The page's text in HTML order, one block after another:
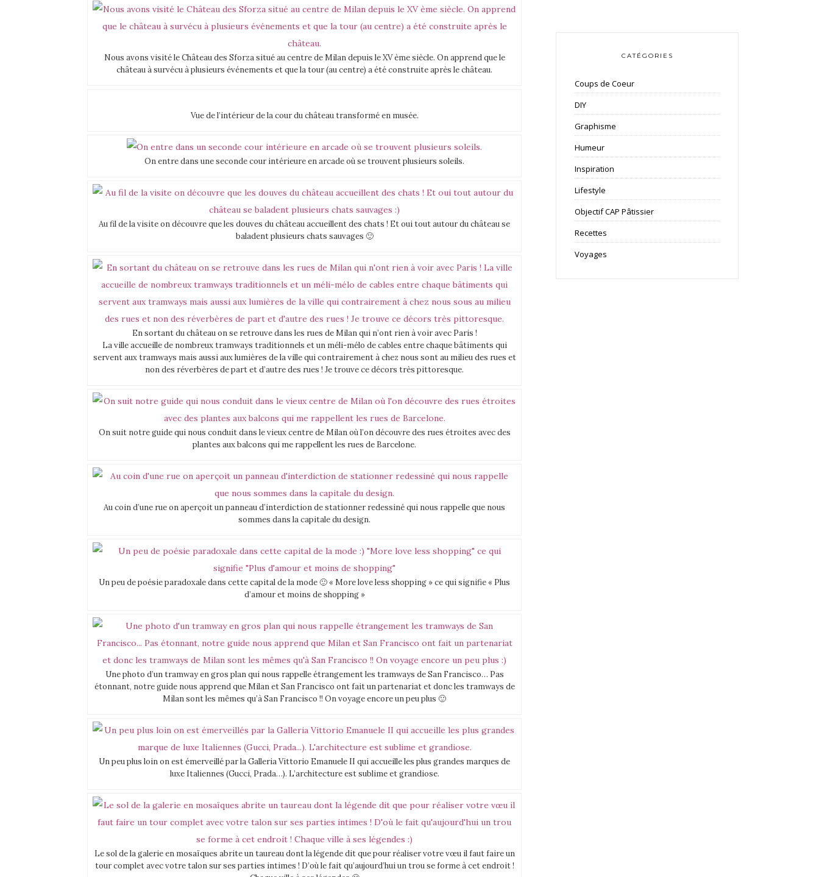
Nous avons visité le Château des Sforza situé au centre de Milan depuis le XV ème siècle. On apprend que le
château à survécu à plusieurs événements et que la tour (au centre) a été construite après le château.
Vue de l’intérieur de la cour du château transformé en musée.
On entre dans une seconde cour intérieure en arcade où se trouvent plusieurs soleils.
Au fil de la visite on découvre que les douves du château accueillent des chats ! Et oui tout autour du château se
baladent plusieurs chats sauvages 🙂
En sortant du château on se retrouve dans les rues de Milan qui n’ont rien à voir avec Paris !
La ville accueille de nombreux tramways traditionnels et un méli-mélo de cables entre chaque bâtiments qui
servent aux tramways mais aussi aux lumières de la ville qui contrairement à chez nous sont au milieu des rues et
non des réverbères de part et d’autre des rues ! Je trouve ce décors très pittoresque.
On suit notre guide qui nous conduit dans le vieux centre de Milan où l’on découvre des rues étroites avec des
plantes aux balcons qui me rappellent les rues de Barcelone.
Au coin d’une rue on aperçoit un panneau d’interdiction de stationner redessiné qui nous rappelle que nous
sommes dans la capitale du design.
Un peu de poésie paradoxale dans cette capital de la mode 🙂 « More love less shopping » ce qui signifie « Plus
d’amour et moins de shopping »
Une photo d’un tramway en gros plan qui nous rappelle étrangement les tramways de San Francisco… Pas
étonnant, notre guide nous apprend que Milan et San Francisco ont fait un partenariat et donc les tramways de
Milan sont les mêmes qu’à San Francisco !! On voyage encore un peu plus 🙂
Un peu plus loin on est émerveillé par la Galleria Vittorio Emanuele II qui accueille les plus grandes marques de
luxe Italiennes (Gucci, Prada…). L’architecture est sublime et grandiose.
Le sol de la galerie en mosaïques abrite un taureau dont la légende dit que pour réaliser votre vœu il faut faire un
tour complet avec votre talon sur ses parties intimes ! D’où le fait qu’aujourd’hui un trou se forme à cet endroit !
CATÉGORIES
Coups de Coeur
DIY
Graphisme
Humeur
Inspiration
Lifestyle
Objectif CAP Pâtissier
Recettes
Voyages